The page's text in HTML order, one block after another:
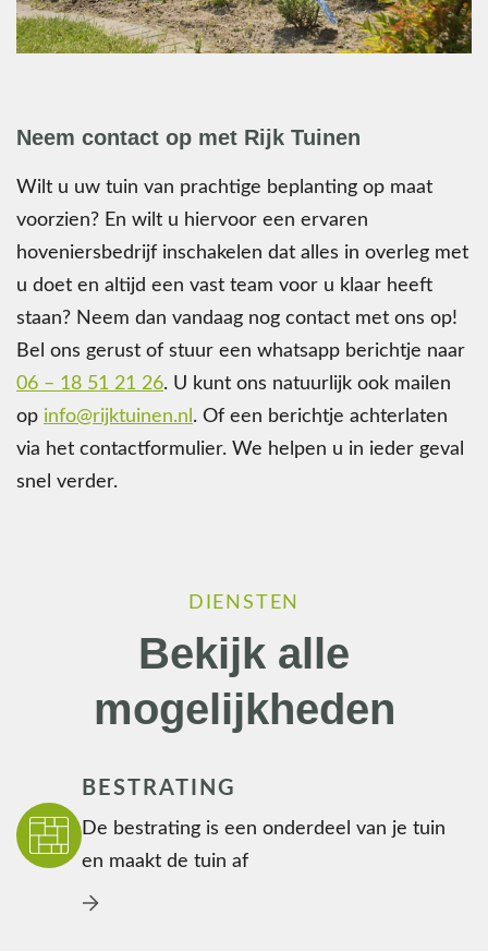
Neem contact op met Rijk Tuinen
Wilt u uw tuin van prachtige beplanting op maat
voorzien? En wilt u hiervoor een ervaren
hoveniersbedrijf inschakelen dat alles in overleg met
u doet en altijd een vast team voor u klaar heeft
staan? Neem dan vandaag nog contact met ons op!
Bel ons gerust of stuur een whatsapp berichtje naar
06 – 18 51 21 26. U kunt ons natuurlijk ook mailen
op info@rijktuinen.nl . Of een berichtje achterlaten
via het contactformulier. We helpen u in ieder geval
snel verder.
DIENSTEN
Bekijk alle
mogelijkheden
BESTRATING
De bestrating is een onderdeel van je tuin
en maakt de tuin af